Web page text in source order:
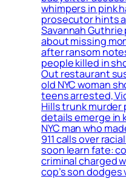
whimpers in pink
prosecutor hints
Savannah
about missing
after ransom
people killed in
Out restaurant
old NYC woman
teens arrested,
Hills trunk
details emerge in
NYC man who
911 calls over
soon learn fate:
criminal charged
cop’s son dodges